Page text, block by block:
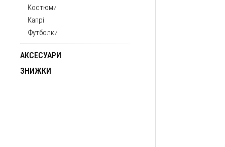
Костюми
Капрі
Футболки
АКСЕСУАРИ
ЗНИЖКИ